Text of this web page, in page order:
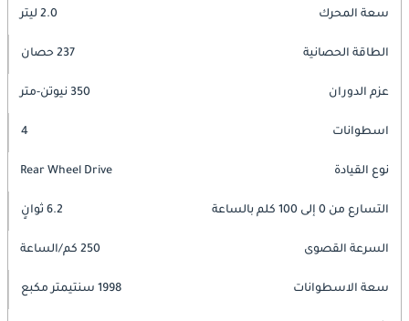
سعة المحرك 2.0 ليتر
الطاقة الحصانية 237 حصان
عزم الدوران 350 نيوتن-متر
اسطوانات 4
نوع القيادة Rear Wheel Drive
التسارع من 0 إلى 100 كلم بالساعة 6.2 ثوانٍ
السرعة القصوى 250 كم/الساعة
سعة الاسطوانات 1998 سنتيمتر مكبع